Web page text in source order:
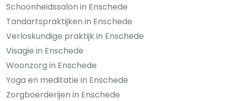
Schoonheidssalon in Enschede
Tandartspraktijken in Enschede
Verloskundige praktijk in Enschede
Visagie in Enschede
Woonzorg in Enschede
Yoga en meditatie in Enschede
Zorgboerderijen in Enschede